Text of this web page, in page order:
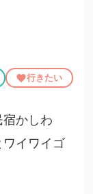
行きたい
かしわ
イワイゴ